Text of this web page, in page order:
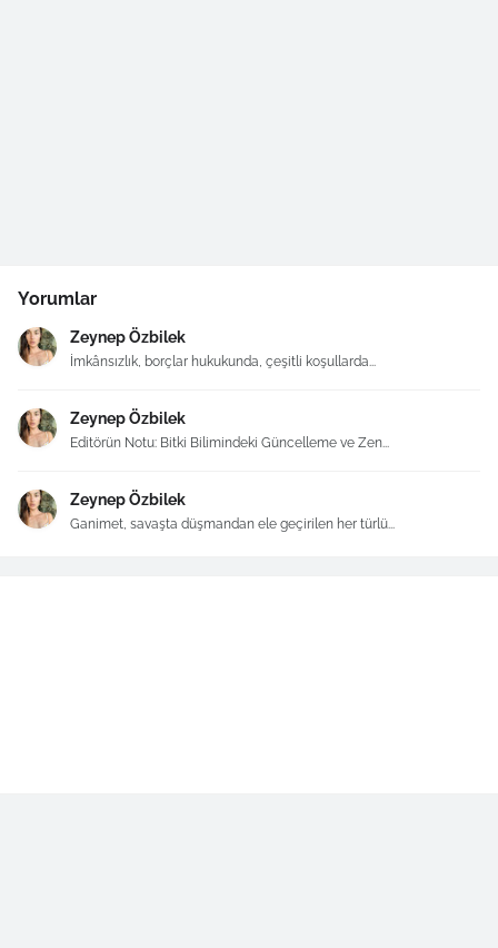
Yorumlar
Zeynep Özbilek
İmkânsızlık, borçlar hukukunda, çeşitli koşullarda...
Zeynep Özbilek
Editörün Notu: Bitki Bilimindeki Güncelleme ve Zen...
Zeynep Özbilek
Ganimet, savaşta düşmandan ele geçirilen her türlü...